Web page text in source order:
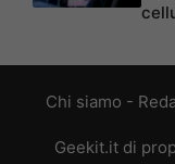
Chi siamo -
Geekit.it di